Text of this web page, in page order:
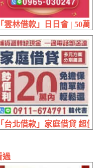
互助會 | 1~30萬 額度最高
「雲林借款」日日會 | 50萬內
錢不用求 | 50萬內 配合你
「台北借款」家庭借貸 超便
過